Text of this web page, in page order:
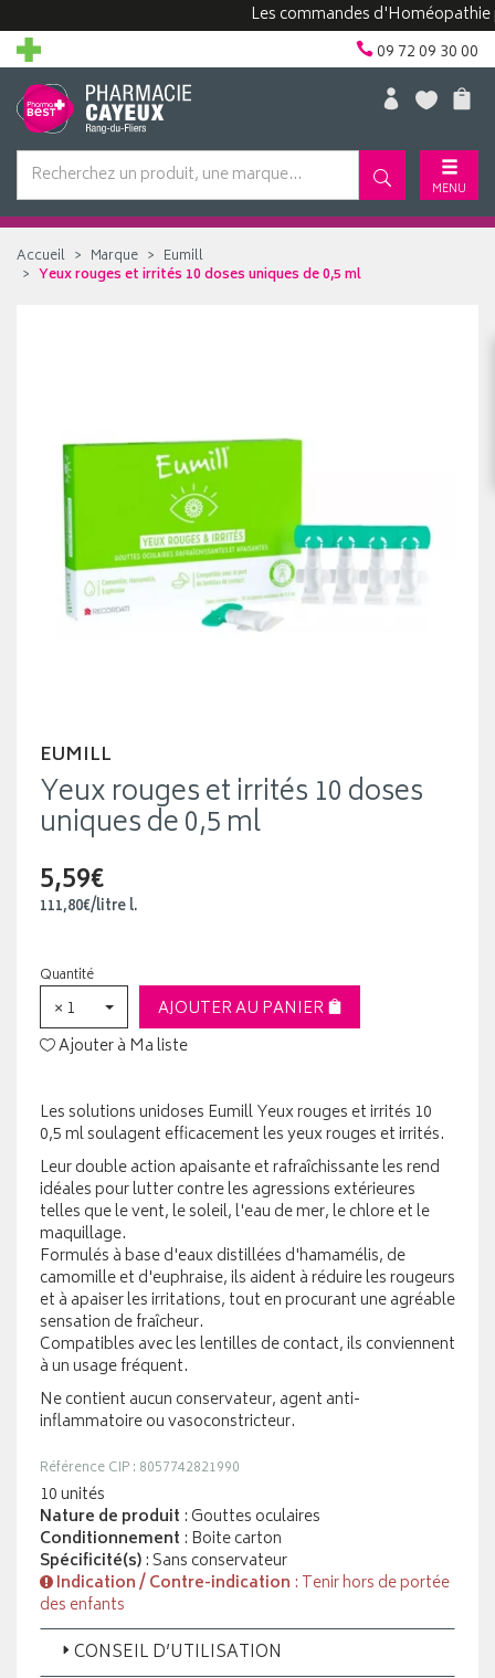
Les commandes d'Homéopathie
09 72 09 30 00
MENU
Accueil Marque
Eumill
Yeux rouges et irrités 10 doses uniques de 0,5 ml
EUMILL
Yeux rouges et irrités 10 doses
uniques de 0,5 ml
5,59€
111,80€/litrel.
Quantité
× 1
AJOUTER AU PANIER
Ajouter à Ma liste
Les solutions unidoses Eumill Yeux rouges et irrités 10
0,5 ml soulagent efficacement les yeux rouges et irrités.
Leur double action apaisante et rafraîchissante les rend
idéales pour lutter contre les agressions extérieures
telles que le vent, le soleil, l'eau de mer, le chlore et le
maquillage.
Formulés à base d'eaux distillées d'hamamélis, de
camomille et d'euphraise, ils aident à réduire les rougeurs
et à apaiser les irritations, tout en procurant une agréable
sensation de fraîcheur.
Compatibles avec les lentilles de contact, ils conviennent
à un usage fréquent.
Ne contient aucun conservateur, agent anti-
inflammatoire ou vasoconstricteur.
Référence CIP : 8057742821990
10 unités
Nature de produit : Gouttes oculaires
Conditionnement : Boite carton
Spécificité(s): Sans conservateur
Indication / Contre-indication : Tenir hors de portée
des enfants
CONSEIL D’UTILISATION